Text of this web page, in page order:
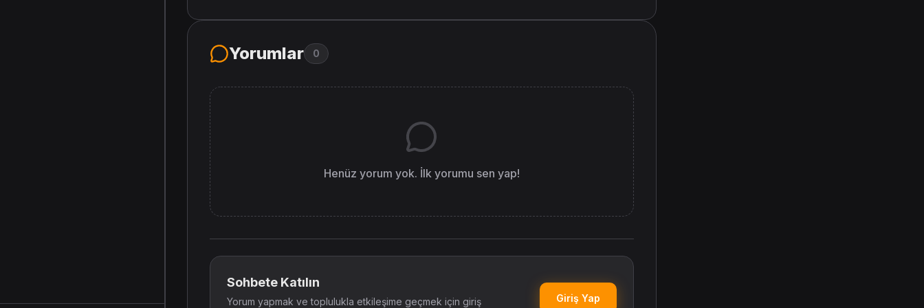
Yorumlar 0
Henüz yorum yok. İlk yorumu sen yap!
Sohbete Katılın
Yorum yapmak ve toplulukla etkileşime geçmek için giriş Giriş Yap